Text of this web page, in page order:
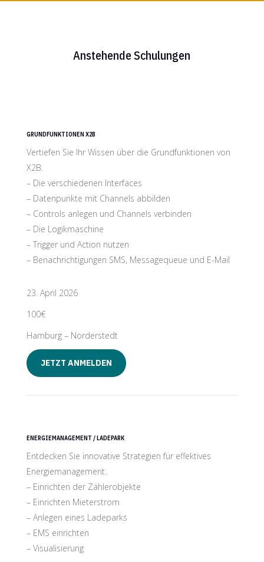
Anstehende Schulungen
GRUNDFUNKTIONEN X2B
Vertiefen Sie Ihr Wissen über die Grundfunktionen von
X2B.
– Die verschiedenen Interfaces
– Datenpunkte mit Channels abbilden
– Controls anlegen und Channels verbinden
– Die Logikmaschine
– Trigger und Action nutzen
– Benachrichtigungen SMS, Messagequeue und E-Mail
23. April 2026
100€
Hamburg – Norderstedt
JETZT ANMELDEN
ENERGIEMANAGEMENT / LADEPARK
Entdecken Sie innovative Strategien für effektives
Energiemanagement.
– Einrichten der Zählerobjekte
– Einrichten Mieterstrom
– Anlegen eines Ladeparks
– EMS einrichten
– Visualisierung